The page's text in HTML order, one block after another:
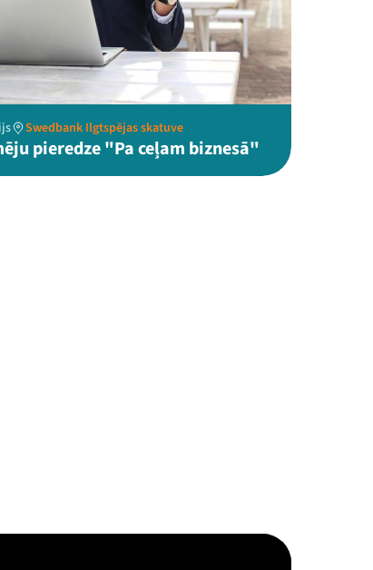
Swedbank Ilgtspējas skatuve
pieredze "Pa ceļam biznesā"